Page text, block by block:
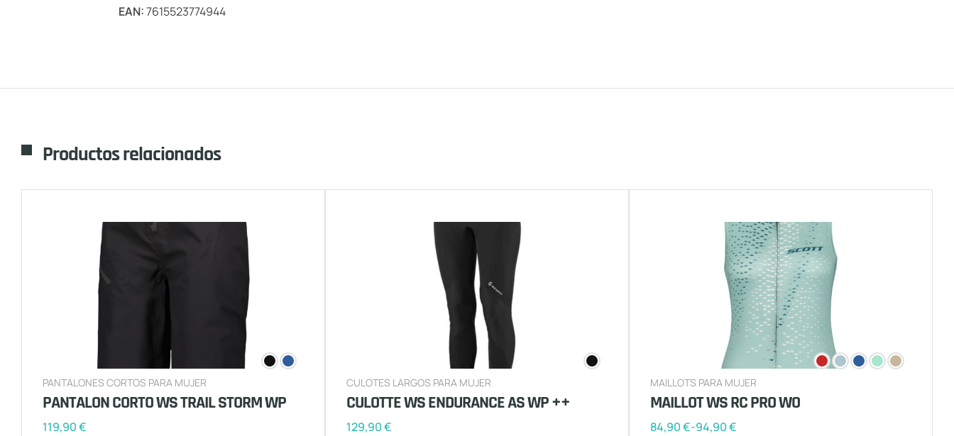
EAN:7615523774944
Productos relacionados
PANTALONES CORTOS PARA MUJER
PANTALON CORTO WS TRAIL STORM WP
119,90€
CULOTES LARGOS PARA MUJER
CULOTTE WS ENDURANCE AS WP ++
129,90€
MAILLOTS PARA MUJER
MAILLOT WS RC PRO WO
84,90€-94,90€